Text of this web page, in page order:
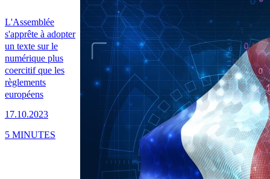
L'Assemblée
s'apprête à adopter
un texte sur le
numérique plus
coercitif que les
règlements
européens
17.10.2023
5 MINUTES